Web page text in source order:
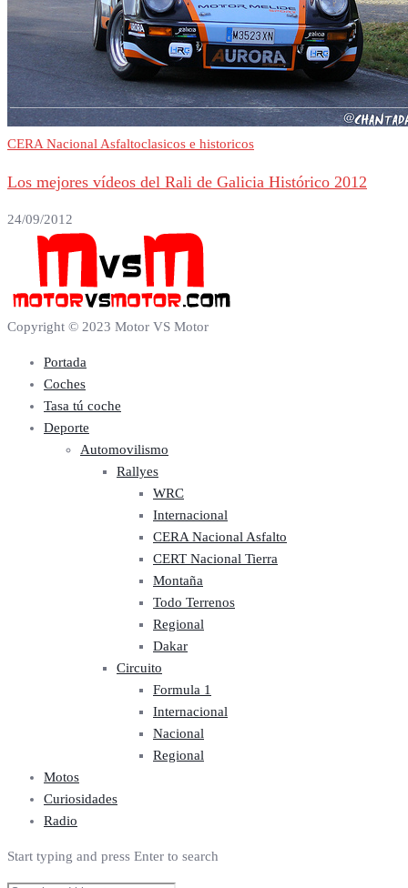
CERA Nacional Asfaltoclasicos e historicos
Los mejores vídeos del Rali de Galicia Histórico 2012
24/09/2012
Copyright © 2023 Motor VS Motor
Portada
Coches
Tasa tú coche
Deporte
Automovilismo
Rallyes
WRC
Internacional
CERA Nacional Asfalto
CERT Nacional Tierra
Montaña
Todo Terrenos
Regional
Dakar
Circuito
Formula 1
Internacional
Nacional
Regional
Motos
Curiosidades
Radio
Start typing and press Enter to search